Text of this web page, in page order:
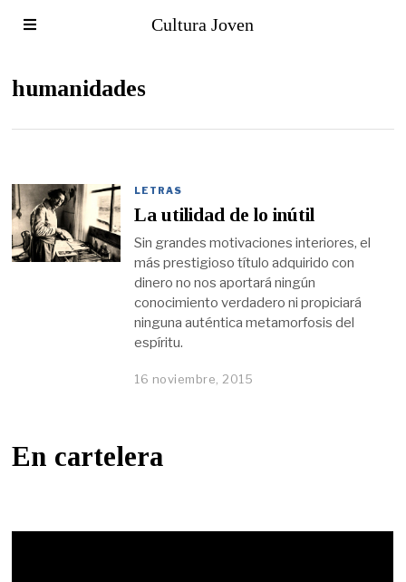
Cultura Joven
humanidades
LETRAS
La utilidad de lo inútil
Sin grandes motivaciones interiores, el
más prestigioso título adquirido con
dinero no nos aportará ningún
conocimiento verdadero ni propiciará
ninguna auténtica metamorfosis del
espíritu.
16 noviembre, 2015
En cartelera